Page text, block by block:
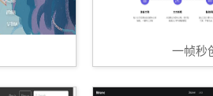
注感兴趣的用户并和他们一起分享。
分析图片信息，更是集聚世界各地
能够便捷的购买到满意的媒体素材，
一帧秒